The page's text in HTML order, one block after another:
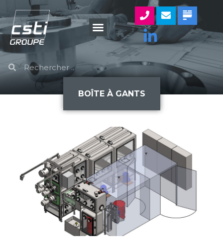
BOÎTE À GANTS